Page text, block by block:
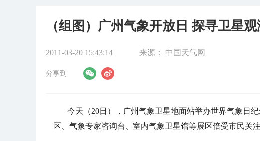
（组图）广州气象开放日 探寻卫星
2011-03-20 15:43:14 来源： 中国天气网
分享到
今天（20日），广州气象卫星地面站举办世界气象日
区、气象专家咨询台、室内气象卫星馆等展区倍受市民关注